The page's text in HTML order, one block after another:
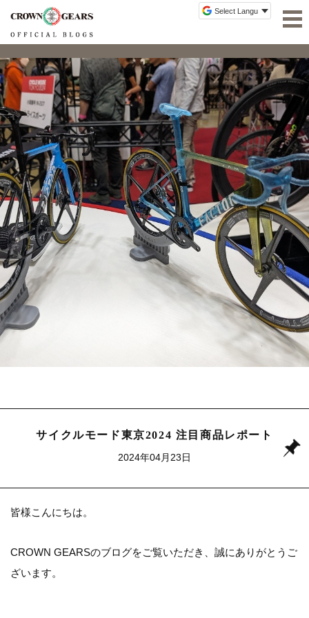
サイクルモード東京2024 注目商品レポート
2024年04月23日
皆様こんにちは。
CROWN GEARSのブログをご覧いただき、誠にありがとうご
ざいます。